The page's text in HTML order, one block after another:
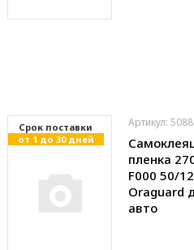
Cрок поставки
от 1 до 30 дней
Артикул:
пленка
F000 50/
Oraguard
авто